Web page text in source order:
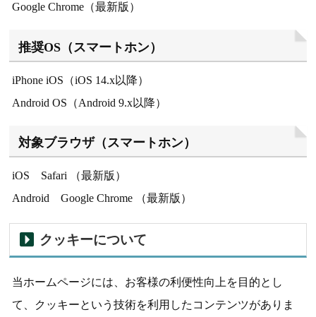
Google Chrome（最新版）
推奨OS（スマートホン）
iPhone iOS（iOS 14.x以降）
Android OS（Android 9.x以降）
対象ブラウザ（スマートホン）
iOS Safari （最新版）
Android Google Chrome （最新版）
クッキーについて
当ホームページには、お客様の利便性向上を目的とし
て、クッキーという技術を利用したコンテンツがありま